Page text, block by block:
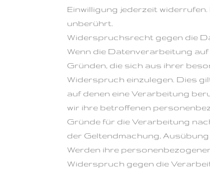
Einwilligung jederzeit
unberührt.
Widerspruchsrecht gegen die
Wenn die Datenverarbeitung
Gründen, die sich aus ihrer
Widerspruch einzulegen. Dies
auf denen eine Verarbeitung
wir ihre betroffenen
Gründe für die Verarbeitung
der Geltendmachung,
Werden ihre
Widerspruch gegen die